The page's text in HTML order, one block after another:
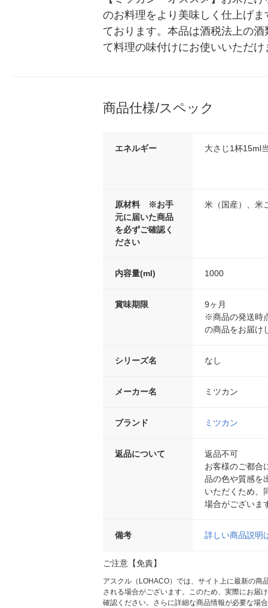
のお料理をより美味しく仕上げ
ております。本品は酒税法上の
て料理の味付けにお使いいただけ
商品仕様/スペック
エネルギー 大さじ1杯15ml
原材料 ※お手
元に届いた商品
を必ずご確認く
ださい
米（国産）、米
内容量(ml) 1000
賞味期限
9ヶ月
※商品の発送時
の商品をお届け
シリーズ名 なし
メーカー名 ミツカン
ブランド ミツカン
返品について
返品不可
お客様のご都合
品の色や質感を
いただくため、
場合がございま
備考 詳しい商品説明
ご注意【免責】
アスクル（LOHACO）では、サイト上に最新の商
される場合がございます。このため、実際にお届
確認ください。さらに詳細な商品情報が必要な場